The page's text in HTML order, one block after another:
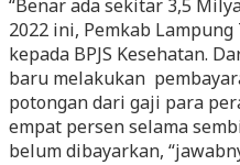
“Benar ada sekitar 3,5
2022 ini, Pemkab
kepada BPJS Kesehatan.
baru melakukan
potongan dari gaji para
empat persen selama
belum dibayarkan,